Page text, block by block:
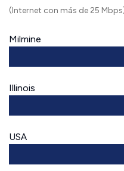
(Internet con más de 25
Milmine
Illinois
USA